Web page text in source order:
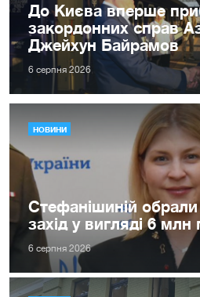
До Києва вперше
закордонних справ
Джейхун Байрамов
6 серпня 2026
НОВИНИ
Стефанішиній
захід у вигляді 6 млн
6 серпня 2026